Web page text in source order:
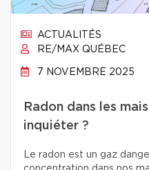
ACTUALITÉS
RE/MAX QUÉBEC
7 NOVEMBRE 2025
Radon dans les
inquiéter ?
Le radon est un gaz